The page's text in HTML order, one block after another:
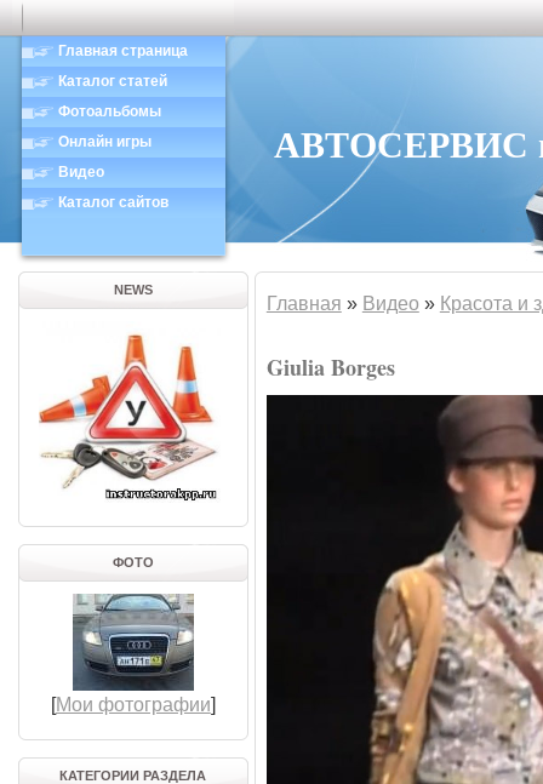
Главная страница
Каталог статей
Фотоальбомы
Онлайн игры
Видео
Каталог сайтов
АВТОСЕРВИС в
NEWS
ФОТО
[Мои фотографии]
КАТЕГОРИИ РАЗДЕЛА
Главная » Видео » Красота и
Giulia Borges